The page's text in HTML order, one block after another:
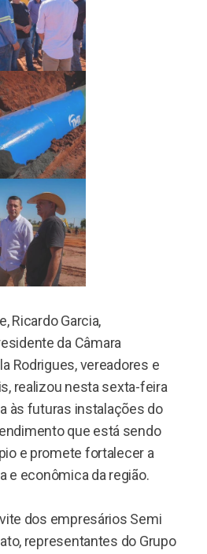
Ricardo Garcia,
da Câmara
Rodrigues, vereadores e
realizou nesta sexta-feira
às futuras instalações do
que está sendo
e promete fortalecer a
e econômica da região.
dos empresários Semi
representantes do Grupo